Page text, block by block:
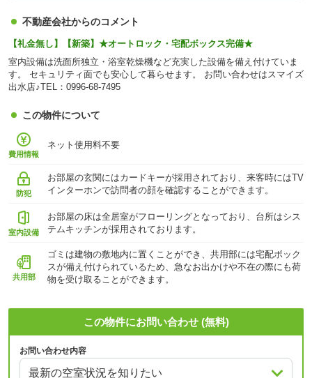
不動産会社からのコメント
【礼金無し】【新築】★オートロック・宅配ボックス完備★
室内設備は洗面所独立・浴室乾燥機など充実した設備を備え付けていま
す。 セキュリティ面でも安心して暮らせます。 お問い合わせはスマイズ
出水店♪TEL：0996-68-7495
この物件について
費用情報
ネット使用料不要
防犯
お部屋の玄関にはカードキーが採用されており、来客時にはTV
インターホンで訪問者の顔を確認することができます。
室内設備
お部屋の床は全居室がフローリングとなっており、台所はシス
テムキッチンが採用されております。
共用部
ゴミは建物の敷地内に置くことができ、共用部には宅配ボック
スが備え付けられているため、急なお出かけや不在の際にも荷
物を受け取ることができます。
この物件にお問い合わせ (無料)
お問い合わせ内容